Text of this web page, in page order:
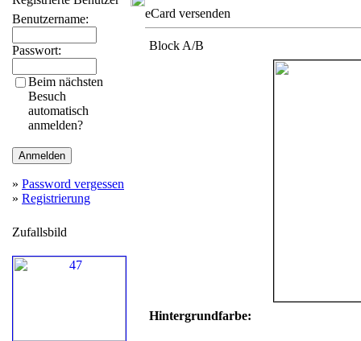
Benutzername:
Passwort:
Beim nächsten
Besuch
automatisch
anmelden?
» Password vergessen
» Registrierung
Zufallsbild
eCard versenden
Block A/B
Hintergrundfarbe: